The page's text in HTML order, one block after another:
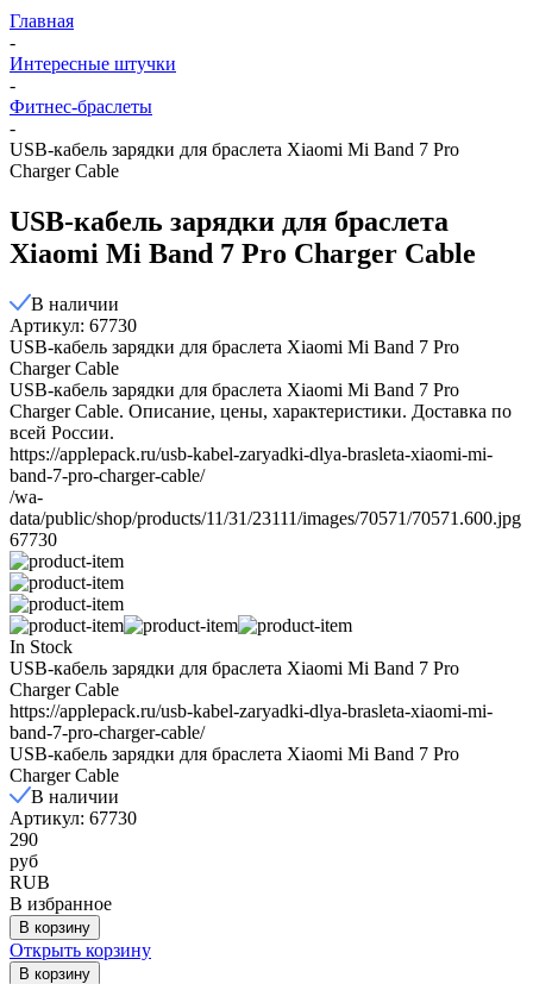
Главная
-
Интересные штучки
-
Фитнес-браслеты
-
USB-кабель зарядки для браслета Xiaomi Mi Band 7 Pro
Charger Cable
USB-кабель зарядки для браслета
Xiaomi Mi Band 7 Pro Charger Cable
В наличии
Артикул: 67730
USB-кабель зарядки для браслета Xiaomi Mi Band 7 Pro
Charger Cable
USB-кабель зарядки для браслета Xiaomi Mi Band 7 Pro
Charger Cable. Описание, цены, характеристики. Доставка по
всей России.
https://applepack.ru/usb-kabel-zaryadki-dlya-brasleta-xiaomi-mi-
band-7-pro-charger-cable/
/wa-
data/public/shop/products/11/31/23111/images/70571/70571.600.jpg
67730
In Stock
USB-кабель зарядки для браслета Xiaomi Mi Band 7 Pro
Charger Cable
https://applepack.ru/usb-kabel-zaryadki-dlya-brasleta-xiaomi-mi-
band-7-pro-charger-cable/
USB-кабель зарядки для браслета Xiaomi Mi Band 7 Pro
Charger Cable
В наличии
Артикул: 67730
290
руб
RUB
В избранное
В корзину
Открыть корзину
В корзину